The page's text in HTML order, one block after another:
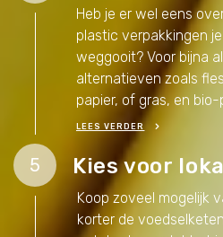
Heb je er wel eens
plastic verpakkingen
weggooit? Voor bijna
alternatieven zoals
papier, of gras, en bio-
LEES VERDER
5 Kies voor
Koop zoveel mogelijk
korter de